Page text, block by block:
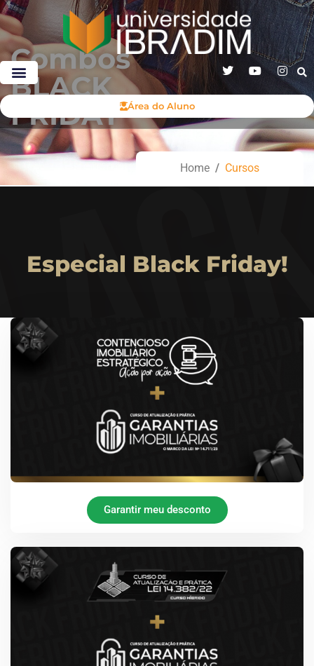
Área do Aluno
Combos
BLACK
FRIDAY
Home / Cursos
Especial Black Friday!
Garantir meu desconto